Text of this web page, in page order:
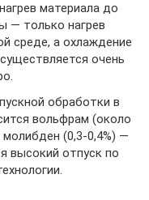
материала до
— только нагрев
среде, а охлаждение
очень
обработки в
вольфрам (около
(0,3-0,4%) —
высокий отпуск по